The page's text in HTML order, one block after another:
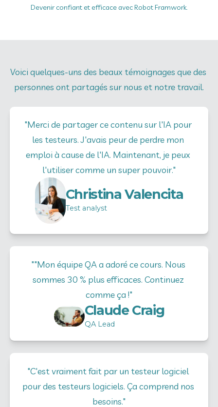
Devenir confiant et efficace avec Robot Framwork.
Voici quelques-uns des beaux témoignages que des
personnes ont partagés sur nous et notre travail.
"Merci de partager ce contenu sur l'IA pour
les testeurs. J'avais peur de perdre mon
emploi à cause de l'IA. Maintenant, je peux
l'utiliser comme un super pouvoir."
Christina Valencita
Test analyst
""Mon équipe QA a adoré ce cours. Nous
sommes 30 % plus efficaces. Continuez
comme ça !"
Claude Craig
QA Lead
"C'est vraiment fait par un testeur logiciel
pour des testeurs logiciels. Ça comprend nos
besoins."